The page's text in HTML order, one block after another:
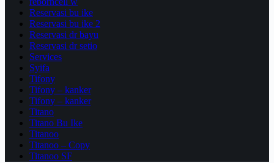
Reservasi bu ike
Reservasi bu ike 2
Reservasi dr bayu
Reservasi dr setio
Services
Syifa
Tifony
Tifony – kanker
Tifony – kanker
Titano
Titano Bu Ike
Titanoo
Titanoo – Copy
Titanoo SF